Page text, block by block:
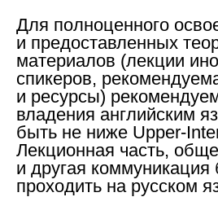
Для полноценного
и предоставленных
материалов (лекции
спикеров,
и ресурсы)
владения английским
быть не ниже Upper-
Лекционная часть,
и другая коммуникация
проходить на русском